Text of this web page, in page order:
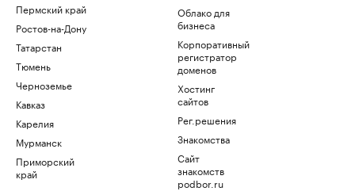
Пермский край
Ростов-на-Дону
Татарстан
Тюмень
Черноземье
Кавказ
Карелия
Мурманск
Приморский
край
Облако для
бизнеса
Корпоративный
регистратор
доменов
Хостинг
сайтов
Рег.решения
Знакомства
Сайт
знакомств
podbor.ru